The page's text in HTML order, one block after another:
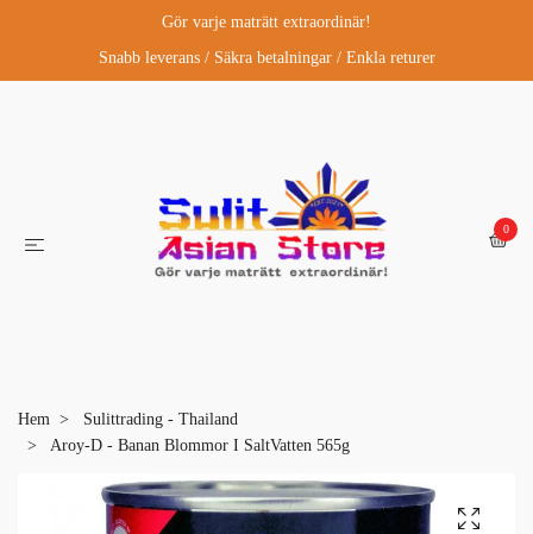
Gör varje maträtt extraordinär!
Snabb leverans / Säkra betalningar / Enkla returer
0
Hem
Sulittrading - Thailand
Aroy-D - Banan Blommor I SaltVatten 565g